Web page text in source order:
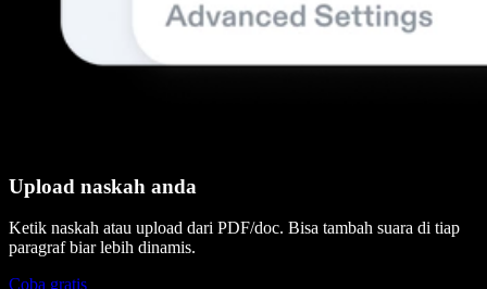
Upload naskah anda
Ketik naskah atau upload dari PDF/doc. Bisa tambah suara di tiap
paragraf biar lebih dinamis.
Coba gratis